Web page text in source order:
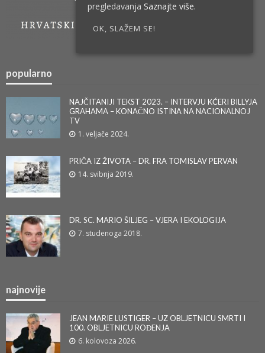
popularno
NAJČITANIJI TEKST 2023. – INTERVJU KĆERI BILLYJA
GRAHAMA – KONAČNO ISTINA NA NACIONALNOJ
TV
1. veljače 2024.
PRIČA IZ ŽIVOTA – DR. FRA TOMISLAV PERVAN
14. svibnja 2019.
DR. SC. MARIO ŠILJEG – VJERA I EKOLOGIJA
7. studenoga 2018.
najnovije
JEAN MARIE LUSTIGER – UZ OBLJETNICU SMRTI I
100. OBLJETNICU ROĐENJA
6. kolovoza 2026.
pregledavanja Saznajte više.
OK, SLAŽEM SE!